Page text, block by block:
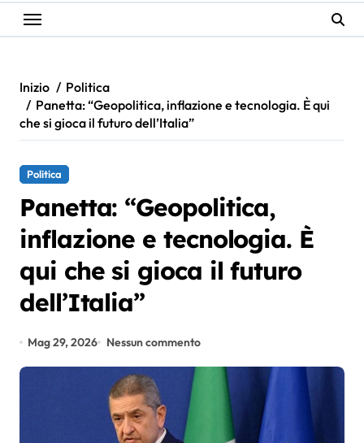
Inizio
Politica
Panetta: “Geopolitica, inflazione e tecnologia. È qui
che si gioca il futuro dell’Italia”
Politica
Panetta: “Geopolitica,
inflazione e tecnologia. È
qui che si gioca il futuro
dell’Italia”
Mag 29, 2026 Nessun commento